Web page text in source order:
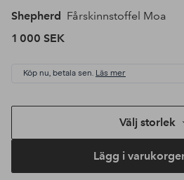
Shepherd
Fårskinnstoffel Moa
1 000 SEK
Köp nu, betala sen. Läs mer
Välj storlek
Lägg i